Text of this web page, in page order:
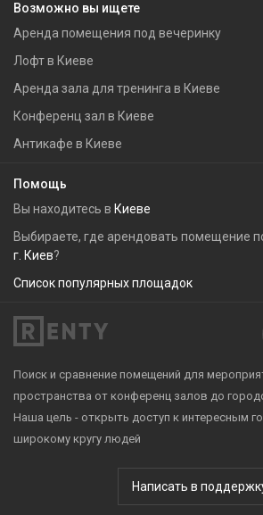
Возможно вы ищете
Аренда помещения под вечеринку
Лофт в Киеве
Аренда зала для тренинга в Киеве
Конференц зал в Киеве
Антикафе в Киеве
Помощь
Вы находитесь в Киеве
Выбираете, где арендовать помещение
г. Киев?
Список популярных площадок
Поиск и сравнение помещений для
пространства от конференц залов до
Наша цель - открыть доступ к интересным
широкому кругу людей
Написать в